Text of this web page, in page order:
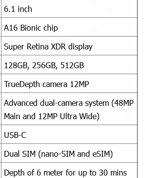
6.1 inch
A16 Bionic chip
Super Retina XDR display
128GB, 256GB, 512GB
TrueDepth camera 12MP
Advanced dual-camera system (48MP
Main and 12MP Ultra Wide)
USB-C
Dual SIM (nano-SIM and eSIM)
Depth of 6 meter for up to 30 mins